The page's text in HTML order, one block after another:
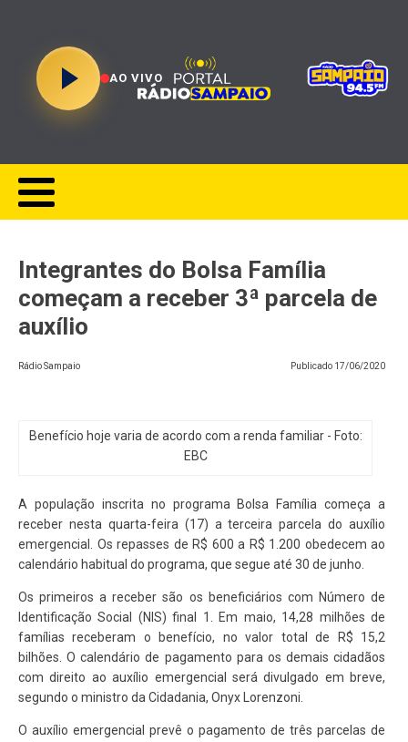
AO VIVO
Integrantes do Bolsa Família
começam a receber 3ª parcela de
auxílio
Rádio Sampaio Publicado 17/06/2020
Benefício hoje varia de acordo com a renda familiar - Foto:
EBC
A população inscrita no programa Bolsa Família começa a
receber nesta quarta-feira (17) a terceira parcela do auxílio
emergencial. Os repasses de R$ 600 a R$ 1.200 obedecem ao
calendário habitual do programa, que segue até 30 de junho.
Os primeiros a receber são os beneficiários com Número de
Identificação Social (NIS) final 1. Em maio, 14,28 milhões de
famílias receberam o benefício, no valor total de R$ 15,2
bilhões. O calendário de pagamento para os demais cidadãos
com direito ao auxílio emergencial será divulgado em breve,
segundo o ministro da Cidadania, Onyx Lorenzoni.
O auxílio emergencial prevê o pagamento de três parcelas de